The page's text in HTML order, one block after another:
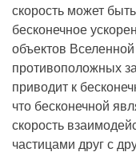
скорость может
бесконечное
объектов Вселенной
противоположных
приводит к
что бесконечной
скорость
частицами друг с